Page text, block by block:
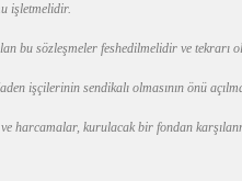
işletmelidir.
bu sözleşmeler feshedilmelidir ve tekrarı
işçilerinin sendikalı olmasının önü
harcamalar, kurulacak bir fondan